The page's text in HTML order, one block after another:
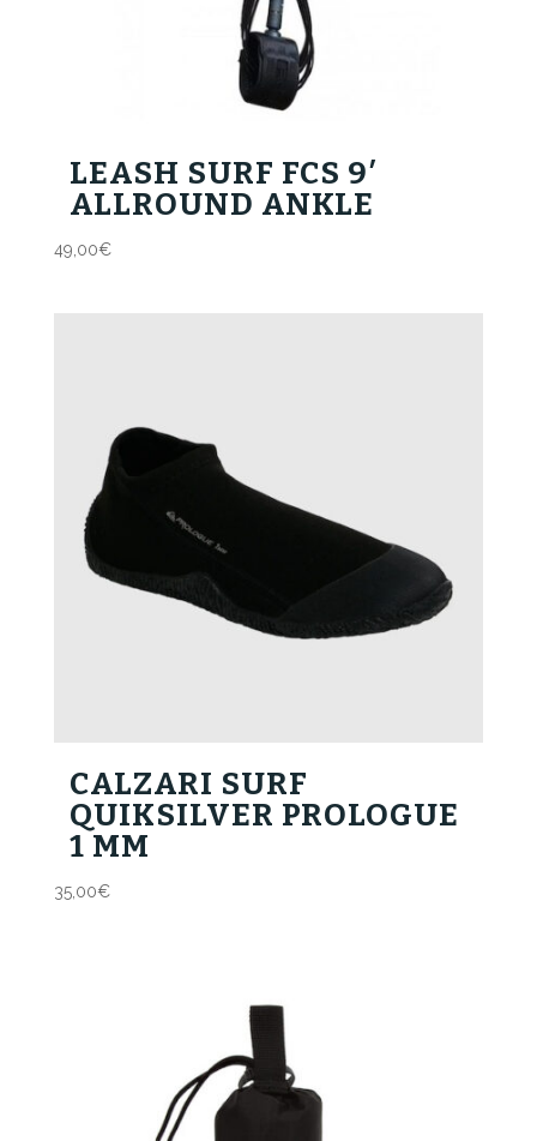
LEASH SURF FCS 9′
ALLROUND ANKLE
49,00€
CALZARI SURF
QUIKSILVER PROLOGUE
1 MM
35,00€